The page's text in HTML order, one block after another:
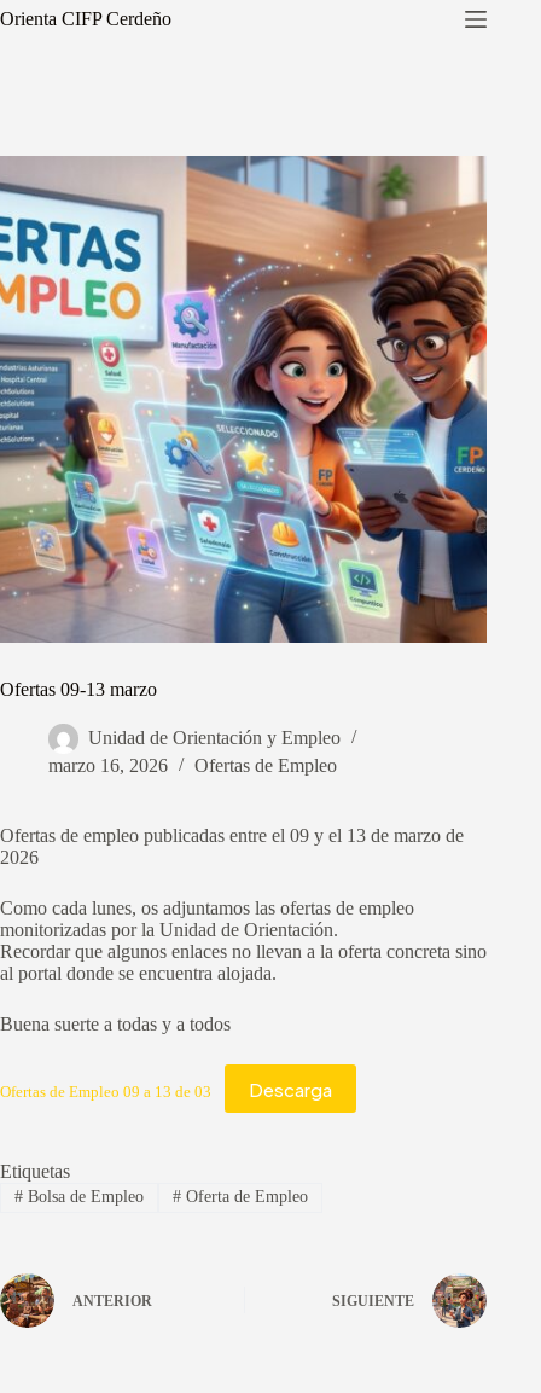
Saltar
al
Orienta CIFP Cerdeño
Ofertas 09-13 marzo
Unidad de Orientación y Empleo
marzo 16, 2026
Ofertas de Empleo
Ofertas de empleo publicadas entre el 09 y el 13 de marzo de
2026
Como cada lunes, os adjuntamos las ofertas de empleo
monitorizadas por la Unidad de Orientación.
Recordar que algunos enlaces no llevan a la oferta concreta sino
al portal donde se encuentra alojada.
Buena suerte a todas y a todos
Ofertas de Empleo 09 a 13 de 03 Descarga
Etiquetas
#Bolsa de Empleo #Oferta de Empleo
ANTERIOR SIGUIENTE